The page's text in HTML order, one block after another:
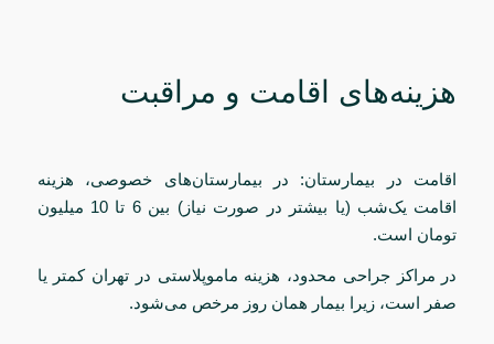
هزینه‌های اقامت و مراقبت
اقامت در بیمارستان: در بیمارستان‌های خصوصی، هزینه
اقامت یک‌شب (یا بیشتر در صورت نیاز) بین 6 تا 10 میلیون
تومان است.
در مراکز جراحی محدود، هزینه ماموپلاستی در تهران کمتر یا
صفر است، زیرا بیمار همان روز مرخص می‌شود.